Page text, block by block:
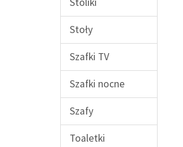
Stoły
Szafki TV
Szafki nocne
Szafy
Toaletki